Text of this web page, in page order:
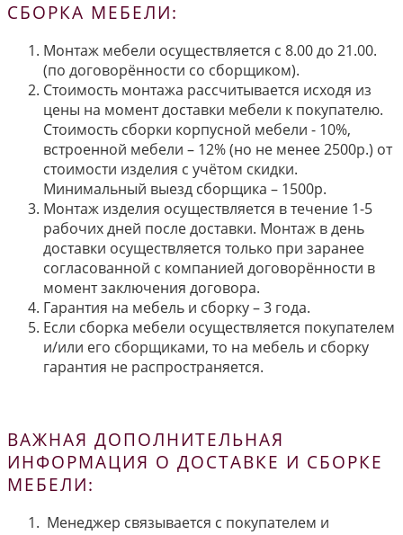
СБОРКА МЕБЕЛИ:
Монтаж мебели осуществляется с 8.00 до 21.00.
(по договорённости со сборщиком).
Стоимость монтажа рассчитывается исходя из
цены на момент доставки мебели к покупателю.
Стоимость сборки корпусной мебели - 10%,
встроенной мебели – 12% (но не менее 2500р.) от
стоимости изделия с учётом скидки.
Минимальный выезд сборщика – 1500р.
Монтаж изделия осуществляется в течение 1-5
рабочих дней после доставки. Монтаж в день
доставки осуществляется только при заранее
согласованной с компанией договорённости в
момент заключения договора.
Гарантия на мебель и сборку – 3 года.
Если сборка мебели осуществляется покупателем
и/или его сборщиками, то на мебель и сборку
гарантия не распространяется.
ВАЖНАЯ ДОПОЛНИТЕЛЬНАЯ
ИНФОРМАЦИЯ О ДОСТАВКЕ И СБОРКЕ
МЕБЕЛИ:
Менеджер связывается с покупателем и